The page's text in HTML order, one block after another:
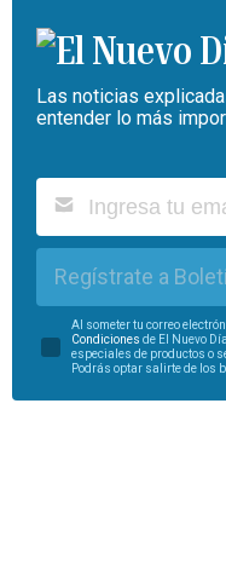
Las noticias
entender lo más
Regístrate a
Al someter tu correo
Condiciones de El Nuevo
especiales de productos o
Podrás optar salirte de los